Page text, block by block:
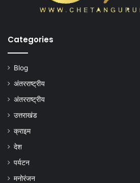
Categories
Blog
अंतरराष्ट्रीय
अंतरराष्ट्रीय
उत्तराखंड
क्राइम
देश
पर्यटन
मनोरंजन